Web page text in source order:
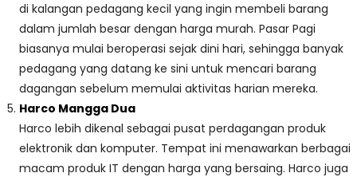
di kalangan pedagang kecil yang ingin membeli barang
dalam jumlah besar dengan harga murah. Pasar Pagi
biasanya mulai beroperasi sejak dini hari, sehingga banyak
pedagang yang datang ke sini untuk mencari barang
dagangan sebelum memulai aktivitas harian mereka.
Harco Mangga Dua
Harco lebih dikenal sebagai pusat perdagangan produk
elektronik dan komputer. Tempat ini menawarkan berbagai
macam produk IT dengan harga yang bersaing. Harco juga